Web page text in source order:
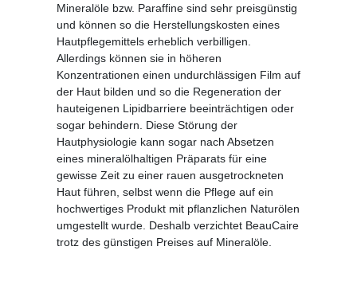
Mineralöle bzw. Paraffine sind sehr preisgünstig
und können so die Herstellungskosten eines
Hautpflegemittels erheblich verbilligen.
Allerdings können sie in höheren
Konzentrationen einen undurchlässigen Film auf
der Haut bilden und so die Regeneration der
hauteigenen Lipidbarriere beeinträchtigen oder
sogar behindern. Diese Störung der
Hautphysiologie kann sogar nach Absetzen
eines mineralölhaltigen Präparats für eine
gewisse Zeit zu einer rauen ausgetrockneten
Haut führen, selbst wenn die Pflege auf ein
hochwertiges Produkt mit pflanzlichen Naturölen
umgestellt wurde. Deshalb verzichtet BeauCaire
trotz des günstigen Preises auf Mineralöle.